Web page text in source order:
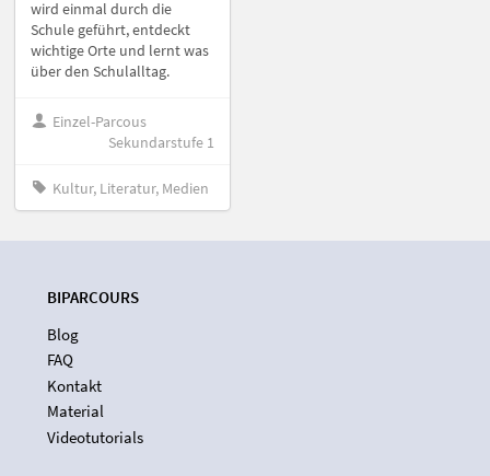
wird einmal durch die
Schule geführt, entdeckt
wichtige Orte und lernt was
über den Schulalltag.
Einzel-Parcous
Sekundarstufe 1
Kultur, Literatur, Medien
BIPARCOURS
Blog
FAQ
Kontakt
Material
Videotutorials